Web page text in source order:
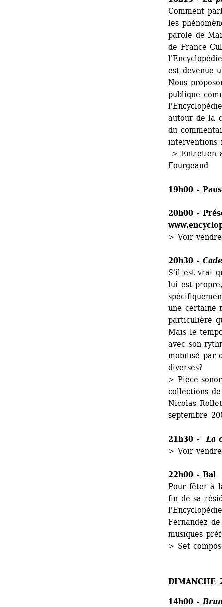
Comment
les
parole de
de France
est devenue
Nous
publique
autour de la
du
interventions
> Entretien
Fourgeaud
19h00 -
20h00 -
> Voir
20h30 -
S'il est vrai
lui est
une certaine
particulière
Mais le
avec son
mobilisé par
diverses?
> Pièce
collections
Nicolas
septembre
21h30 - La
> Voir
22h00 - Bal
Pour fêter à
fin de sa
Fernandez
musiques
> Set
DIMANCHE
14h00 -